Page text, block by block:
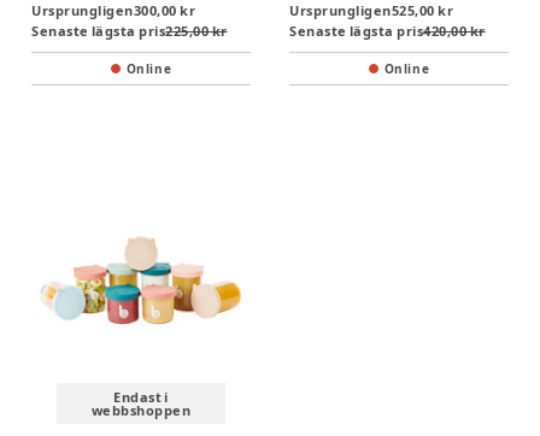
Ursprungligen300,00 kr
Senaste lägsta pris225,00 kr
Online
Ursprungligen525,00 kr
Senaste lägsta pris420,00 kr
Online
Endast i
webbshoppen